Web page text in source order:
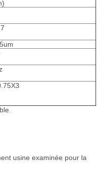
usine examinée pour la